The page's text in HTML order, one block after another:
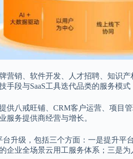
营销、软件开发、人才招聘、知识
手段与SaaS工具迭代品类的服务模式
供八戒旺铺、CRM客户运营、项目
服务提供商经营与增长。
台升级，包括三个方面：一是提升平
企业全场景云用工服务体系；三是为